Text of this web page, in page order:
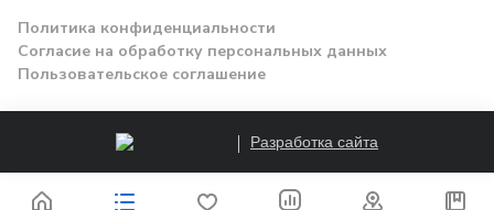
Заказать
Политика конфиденциальности
Согласие на обработку персональных данных
Пользовательское соглашение
Разработка сайта